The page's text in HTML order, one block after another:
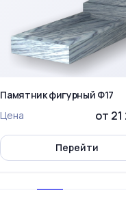
Памятник фигурный Ф17
Цена
от
Перейти